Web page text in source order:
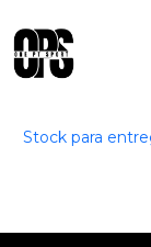
Stock para